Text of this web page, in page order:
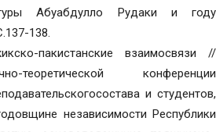
Абуабдулло Рудаки и году
138.
пакистанские взаимосвязи //
теоретической конференции
и студентов,
независимости Республики